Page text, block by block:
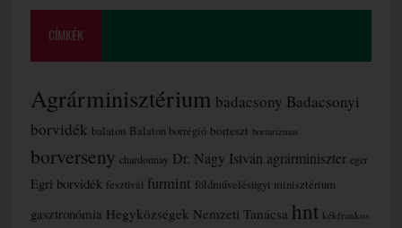
CÍMKÉK
Agrárminisztérium badacsony Badacsonyi
borvidék balaton Balaton borrégió borteszt borturizmus
borverseny chardonnay Dr. Nagy István agrárminiszter eger
Egri borvidék fesztivál furmint földművelésügyi minisztérium
gasztronómia Hegyközségek Nemzeti Tanácsa hnt kékfrankos